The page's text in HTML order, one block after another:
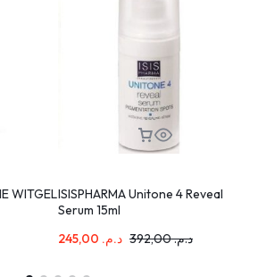
WITGELISISPHARMA Unitone 4 Reveal
Serum 15ml
د.م.
د.م.392,00